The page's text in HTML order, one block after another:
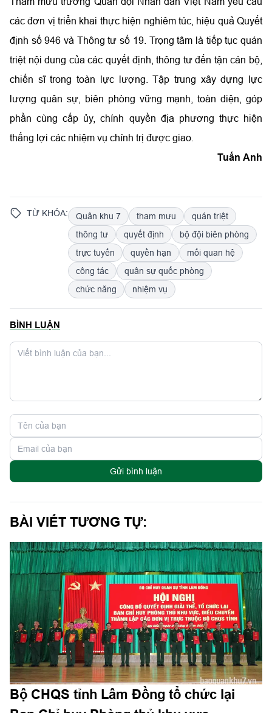
các đơn vị triển khai thực hiện nghiêm túc, hiệu quả Quyết
định số 946 và Thông tư số 19. Trọng tâm là tiếp tục quán
triệt nội dung của các quyết định, thông tư đến tận cán bộ,
chiến sĩ trong toàn lực lượng. Tập trung xây dựng lực
lượng quân sự, biên phòng vững mạnh, toàn diện, góp
phần cùng cấp ủy, chính quyền địa phương thực hiện
thắng lợi các nhiệm vụ chính trị được giao.
Tuấn Anh
TỪ KHÓA: Quân khu 7 tham mưu
quán triệt
thông tư
quyết định
bộ đội biên phòng
trực tuyến
quyền hạn
mối quan hệ
công tác
quân sự quốc phòng
chức năng
nhiệm vụ
BÌNH LUẬN
Gửi bình luận
BÀI VIẾT TƯƠNG TỰ:
Bộ CHQS tỉnh Lâm Đồng tổ chức lại